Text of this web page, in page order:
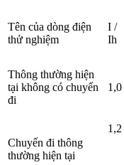
Tên của dòng điện
thử nghiệm
I /
Ih
Thông thường hiện
tại không có chuyến
đi
1,0
Chuyến đi thông
thường hiện tại
1,2